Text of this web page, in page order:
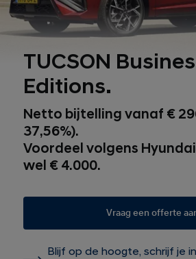
TUCSON
Editions.
Netto bijtelling vanaf €
37,56%).
Voordeel volgens
wel € 4.000.
Vraag een offerte
Blijf op de hoogte, schrijf je